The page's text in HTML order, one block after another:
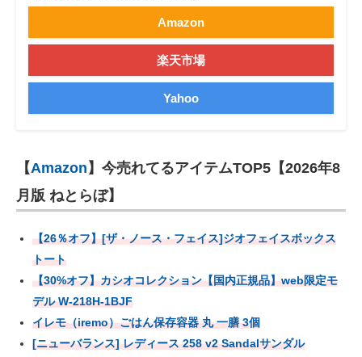
Amazon
楽天市場
Yahoo
【Amazon 】今売れてるアイテムTOP5【2026年8
月版 ねとらぼ】
【26％オフ】[ザ・ノース・フェイス]ジオフェイスボックス
トート
【30%オフ】カシオコレクション【国内正規品】web限定モ
デル W-218H-1BJF
イレモ（iremo）ごはん保存容器 丸 一膳 3個
[ニューバランス] レディース 258 v2 Sandalサンダル